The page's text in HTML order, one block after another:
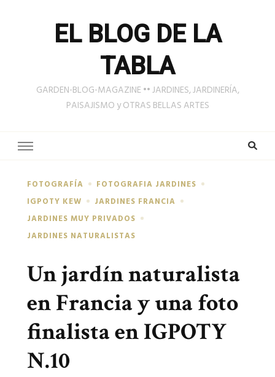
EL BLOG DE LA
TABLA
GARDEN-BLOG-MAGAZINE •• JARDINES, JARDINERÍA,
PAISAJISMO y OTRAS BELLAS ARTES
FOTOGRAFÍA
FOTOGRAFIA JARDINES
IGPOTY KEW
JARDINES FRANCIA
JARDINES MUY PRIVADOS
JARDINES NATURALISTAS
Un jardín naturalista
en Francia y una foto
finalista en IGPOTY
N.10